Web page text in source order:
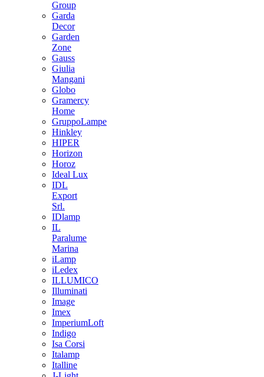
Group
Garda
Decor
Garden
Zone
Gauss
Giulia
Mangani
Globo
Gramercy
Home
GruppoLampe
Hinkley
HIPER
Horizon
Horoz
Ideal Lux
IDL
Export
Srl.
IDlamp
IL
Paralume
Marina
iLamp
iLedex
ILLUMICO
Illuminati
Image
Imex
ImperiumLoft
Indigo
Isa Corsi
Italamp
Italline